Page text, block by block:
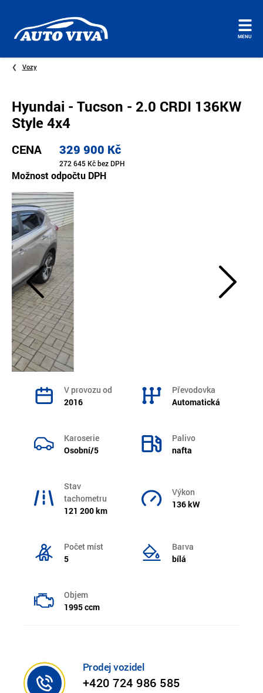
Úvodní
MENU
Vozy
Hyundai - Tucson - 2.0 CRDI 136KW
Style 4x4
CENA 329 900 Kč
272 645 Kč bez DPH
Možnost odpočtu DPH
V provozu od
2016
Převodovka
Automatická
Karoserie
Osobní/5
Palivo
nafta
Stav
tachometru
121 200 km
Výkon
136 kW
Počet míst
5
Barva
bílá
Objem
1995 ccm
Prodej vozidel
+420 724 986 585